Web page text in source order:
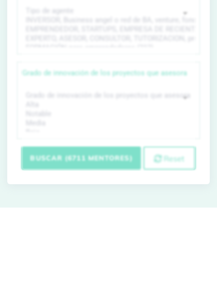
Grado de innovación de los proyectos que asesora
BUSCAR (6711 MENTORES) Reset